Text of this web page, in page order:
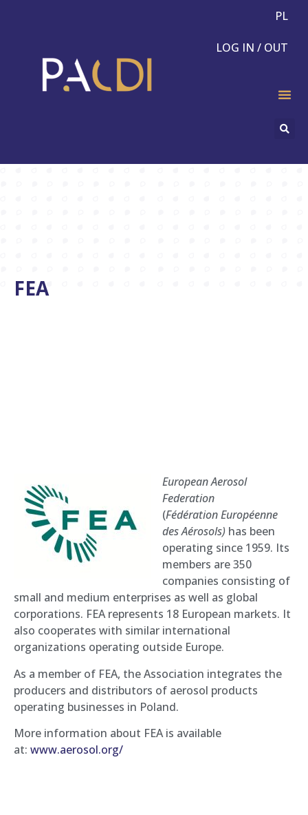
PL
LOG IN / OUT
FEA
European Aerosol
Federation
(Fédération Européenne
des Aérosols) has been
operating since 1959. Its
members are 350
companies consisting of
small and medium enterprises as well as global
corporations. FEA represents 18 European markets. It
also cooperates with similar international
organizations operating outside Europe.
As a member of FEA, the Association integrates the
producers and distributors of aerosol products
operating businesses in Poland.
More information about FEA is available
at: www.aerosol.org/